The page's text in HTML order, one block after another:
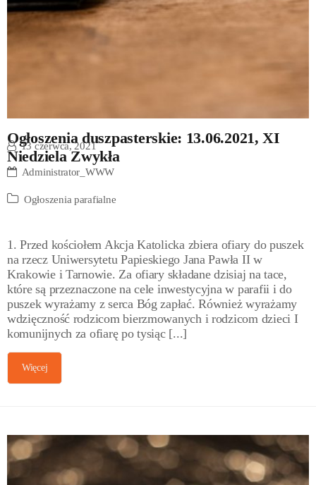
Ogłoszenia duszpasterskie: 13.06.2021, XI
Niedziela Zwykła
13 czerwca, 2021
Administrator_WWW
Ogłoszenia parafialne
1. Przed kościołem Akcja Katolicka zbiera ofiary do puszek
na rzecz Uniwersytetu Papieskiego Jana Pawła II w
Krakowie i Tarnowie. Za ofiary składane dzisiaj na tace,
które są przeznaczone na cele inwestycyjna w parafii i do
puszek wyrażamy z serca Bóg zapłać. Również wyrażamy
wdzięczność rodzicom bierzmowanych i rodzicom dzieci I
komunijnych za ofiarę po tysiąc [...]
Więcej